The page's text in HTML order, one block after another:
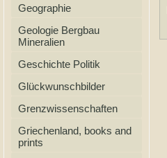
Geographie
Geologie Bergbau
Mineralien
Geschichte Politik
Glückwunschbilder
Grenzwissenschaften
Griechenland, books and
prints